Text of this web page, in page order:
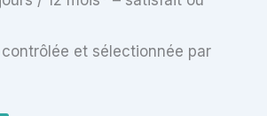
et sélectionnée par